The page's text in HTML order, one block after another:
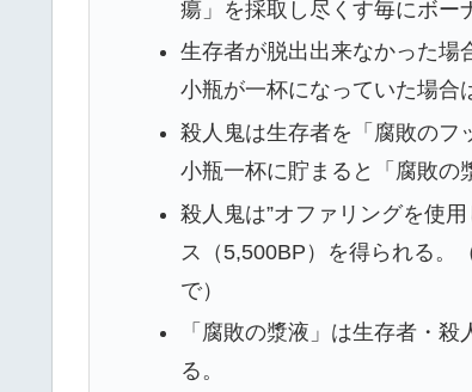
瘍」を採取し尽くす毎にボー
生存者が脱出出来なかった
小瓶が一杯になっていた場合
殺人鬼は生存者を「腐敗のフ
小瓶一杯に貯まると「腐敗の
殺人鬼は”オファリングを使
ス（5,500BP）を得られる。
で）
「腐敗の漿液」は生存者・
る。